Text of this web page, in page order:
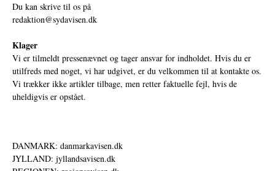
Du kan skrive til os på
redaktion@sydavisen.dk
Klager
Vi er tilmeldt pressenævnet og tager ansvar for indholdet. Hvis du er
utilfreds med noget, vi har udgivet, er du velkommen til at kontakte os.
Vi trækker ikke artikler tilbage, men retter faktuelle fejl, hvis de
uheldigvis er opstået.
DANMARK: danmarkavisen.dk
JYLLAND: jyllandsavisen.dk